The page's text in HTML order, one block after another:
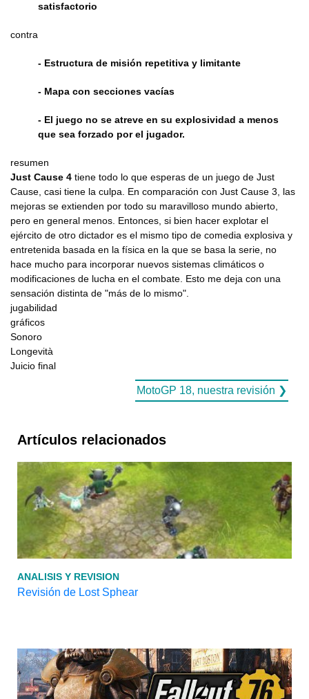
satisfactorio
contra
- Estructura de misión repetitiva y limitante
- Mapa con secciones vacías
- El juego no se atreve en su explosividad a menos
que sea forzado por el jugador.
resumen
Just Cause 4 tiene todo lo que esperas de un juego de Just
Cause, casi tiene la culpa. En comparación con Just Cause 3, las
mejoras se extienden por todo su maravilloso mundo abierto,
pero en general menos. Entonces, si bien hacer explotar el
ejército de otro dictador es el mismo tipo de comedia explosiva y
entretenida basada en la física en la que se basa la serie, no
hace mucho para incorporar nuevos sistemas climáticos o
modificaciones de lucha en el combate. Esto me deja con una
sensación distinta de "más de lo mismo".
jugabilidad
gráficos
Sonoro
Longevità
Juicio final
MotoGP 18, nuestra revisión ❯
Artículos relacionados
ANALISIS Y REVISION
Revisión de Lost Sphear